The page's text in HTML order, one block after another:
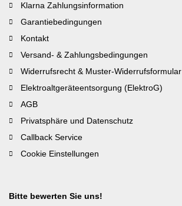
Klarna Zahlungsinformation
Garantiebedingungen
Kontakt
Versand- & Zahlungsbedingungen
Widerrufsrecht & Muster-Widerrufsformular
Elektroaltgeräteentsorgung (ElektroG)
AGB
Privatsphäre und Datenschutz
Callback Service
Cookie Einstellungen
Bitte bewerten Sie uns!